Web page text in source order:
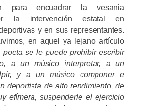
para encuadrar la vesania
la intervención estatal en
y en sus representantes.
en aquel ya lejano artículo
poeta se le puede prohibir escribir
a un músico interpretar, a un
y a un músico componer e
deportista de alto rendimiento, de
efímera, suspenderle el ejercicio